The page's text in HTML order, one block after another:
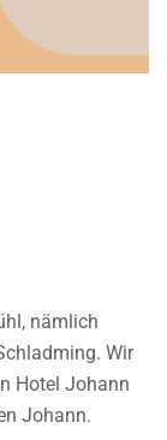
nämlich
Wir
Hotel Johann
Johann.